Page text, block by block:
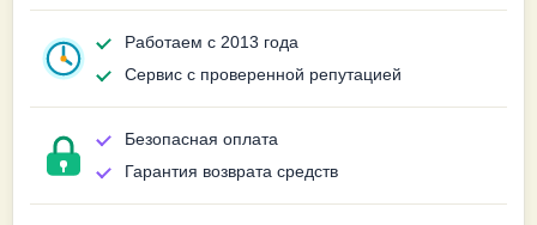
Работаем с 2013 года
Сервис с проверенной репутацией
Безопасная оплата
Гарантия возврата средств